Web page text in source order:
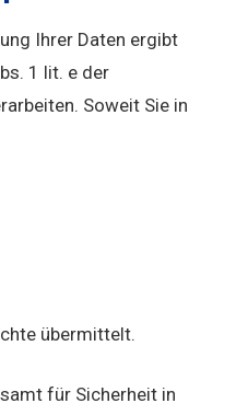
Ihrer Daten ergibt
1 lit. e der
Soweit Sie in
übermittelt.
für Sicherheit in